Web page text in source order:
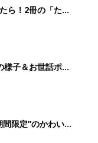
ら！2冊の「たま
様子＆お世話ポイ
限定”のかわいい
の？【専門家が解